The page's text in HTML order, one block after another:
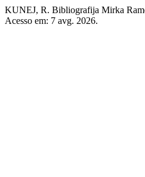
KUNEJ, R. Bibliografija Mirka
Acesso em: 7 avg. 2026.